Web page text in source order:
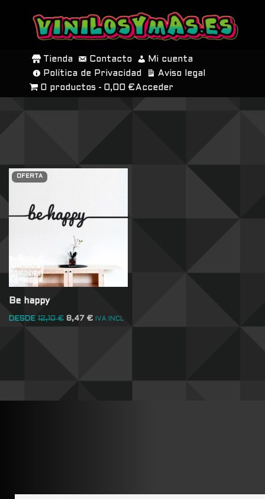
SALTAR
CONTENIDO
Tienda Contacto
Mi cuenta
Política de Privacidad
Aviso legal
0 productos
0,00 € Acceder
OFERTA
Be happy
DESDE 12,10€ 8,47 € IVA INCL